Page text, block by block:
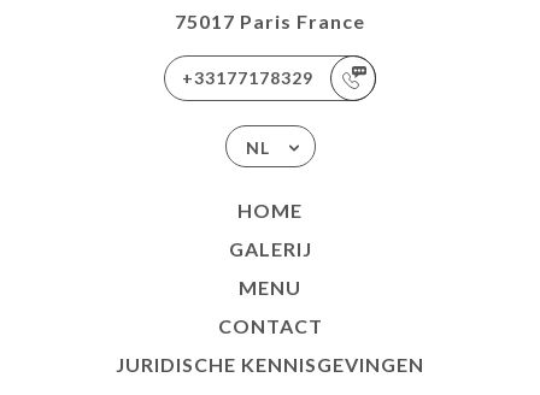
75017 Paris France
+33177178329
NL
HOME
GALERIJ
MENU
CONTACT
JURIDISCHE KENNISGEVINGEN